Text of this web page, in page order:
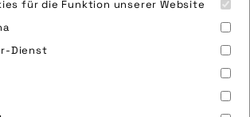
für die Funktion unserer Website
Dienst